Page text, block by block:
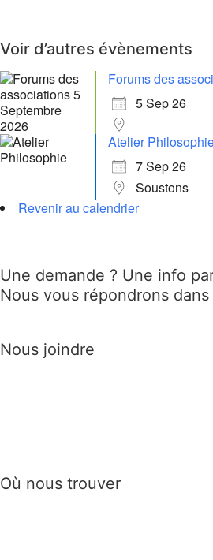
Voir d’autres évènements
Forums des
5 Sep 26
Atelier
7 Sep 26
Soustons
Revenir au calendrier
Une demande ? Une info
Nous vous répondrons
Nous joindre
Où nous trouver